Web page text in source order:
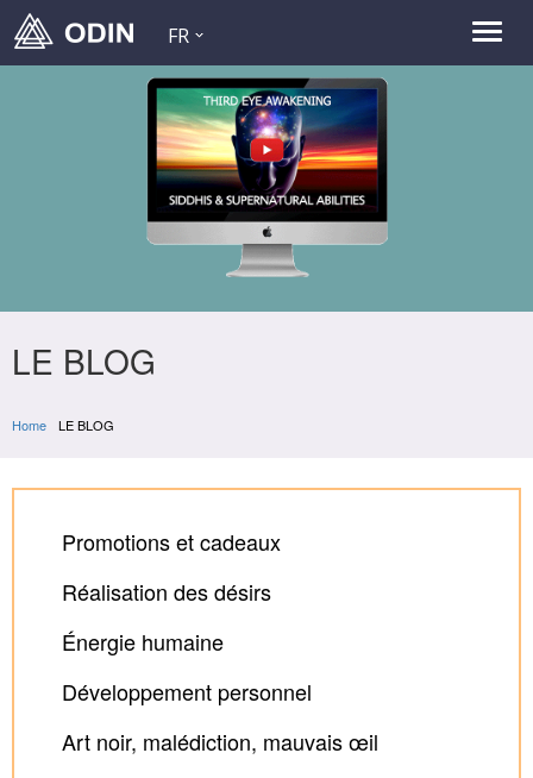
FR
LE BLOG
Home LE BLOG
Promotions et cadeaux
Réalisation des désirs
Énergie humaine
Développement personnel
Art noir, malédiction, mauvais œil